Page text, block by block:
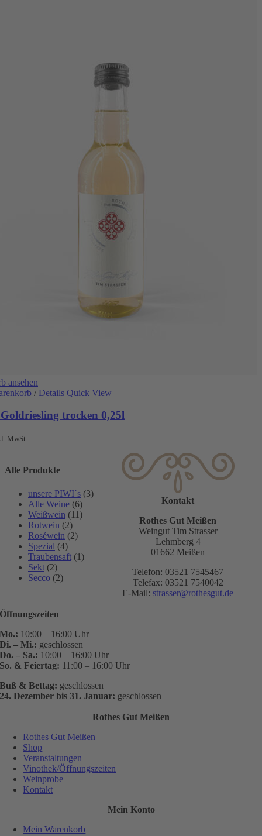
ansehen
/ Details Quick View
trocken 0,25l
MwSt.
Alle Produkte
unsere PIWI´s (3)
Alle Weine (6)
Weißwein (11)
Rotwein (2)
Roséwein (2)
Spezial (4)
Traubensaft (1)
Sekt (2)
Secco (2)
Kontakt
Rothes Gut Meißen
Weingut Tim Strasser
Lehmberg 4
01662 Meißen
Telefon: 03521 7545467
Telefax: 03521 7540042
E-Mail:strasser@rothesgut.de
Öffnungszeiten
Mo.: 10:00 – 16:00 Uhr
Di. – Mi.: geschlossen
Do. – Sa.: 10:00 – 16:00 Uhr
So. & Feiertag: 11:00 – 16:00 Uhr
Buß & Bettag: geschlossen
24. Dezember bis 31. Januar: geschlossen
Rothes Gut Meißen
Rothes Gut Meißen
Shop
Veranstaltungen
Vinothek/Öffnungszeiten
Weinprobe
Kontakt
Mein Konto
Mein Warenkorb